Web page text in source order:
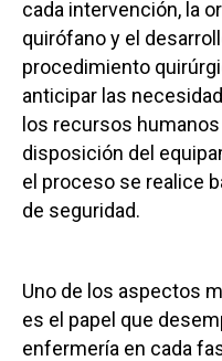
cada intervención, la
quirófano y el
procedimiento
anticipar las
los recursos
disposición del
el proceso se realice
de seguridad.
Uno de los aspectos
es el papel que
enfermería en cada